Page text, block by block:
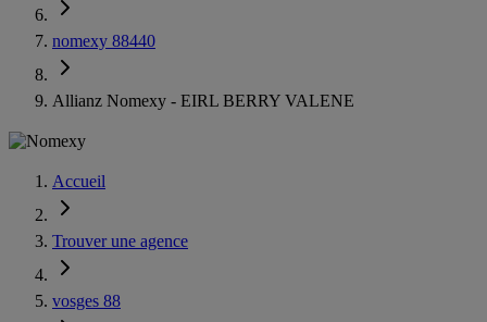
nomexy 88440
Allianz Nomexy - EIRL BERRY VALENE
Accueil
Trouver une agence
vosges 88